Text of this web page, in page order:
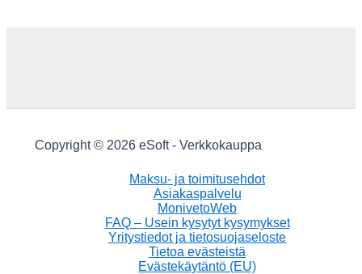
Copyright © 2026 eSoft - Verkkokauppa
Maksu- ja toimitusehdot
Asiakaspalvelu
MonivetoWeb
FAQ – Usein kysytyt kysymykset
Yritystiedot ja tietosuojaseloste
Tietoa evästeistä
Evästekäytäntö (EU)